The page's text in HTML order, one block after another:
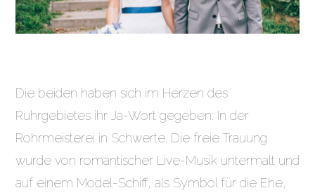
Die beiden haben sich im Herzen des
Ruhrgebietes ihr Ja-Wort gegeben: In der
Rohrmeisterei in Schwerte. Die freie Trauung
wurde von romantischer Live-Musik untermalt und
auf einem Model-Schiff, als Symbol für die Ehe,